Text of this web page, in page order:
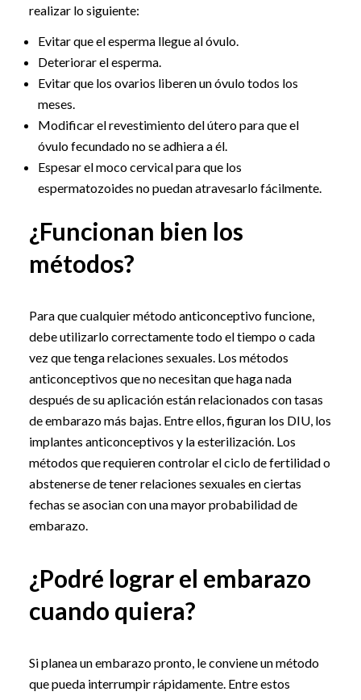
realizar lo siguiente:
Evitar que el esperma llegue al óvulo.
Deteriorar el esperma.
Evitar que los ovarios liberen un óvulo todos los
meses.
Modificar el revestimiento del útero para que el
óvulo fecundado no se adhiera a él.
Espesar el moco cervical para que los
espermatozoides no puedan atravesarlo fácilmente.
¿Funcionan bien los
métodos?
Para que cualquier método anticonceptivo funcione,
debe utilizarlo correctamente todo el tiempo o cada
vez que tenga relaciones sexuales. Los métodos
anticonceptivos que no necesitan que haga nada
después de su aplicación están relacionados con tasas
de embarazo más bajas. Entre ellos, figuran los DIU, los
implantes anticonceptivos y la esterilización. Los
métodos que requieren controlar el ciclo de fertilidad o
abstenerse de tener relaciones sexuales en ciertas
fechas se asocian con una mayor probabilidad de
embarazo.
¿Podré lograr el embarazo
cuando quiera?
Si planea un embarazo pronto, le conviene un método
que pueda interrumpir rápidamente. Entre estos